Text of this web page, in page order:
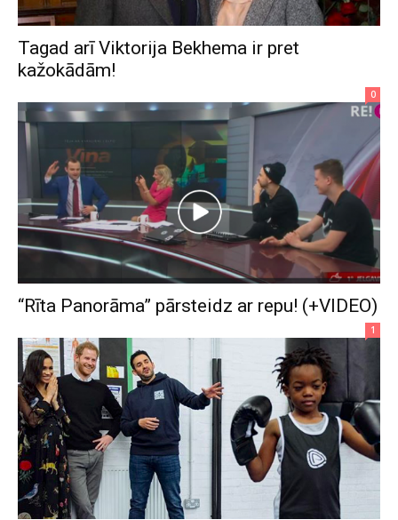
Tagad arī Viktorija Bekhema ir pret
kažokādām!
0
“Rīta Panorāma” pārsteidz ar repu! (+VIDEO)
1